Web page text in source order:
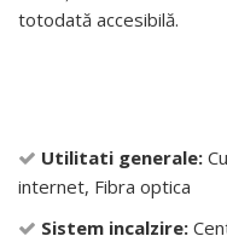
totodată accesibilă.
Utilitati generale:
internet, Fibra optica
Sistem incalzire: